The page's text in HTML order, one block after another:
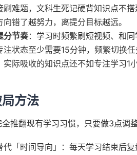
刷难题，文科生死记硬背知识点不
错了越努力，离提分目标越远。
分节奏：学习时频繁刷短视频、和
注状态至少需要15分钟，频繁切换
际吸收的知识点还不如专注学习1小
方法
推翻现有学习习惯，只要做3点调整
代「时间导向」：每天学习结束后